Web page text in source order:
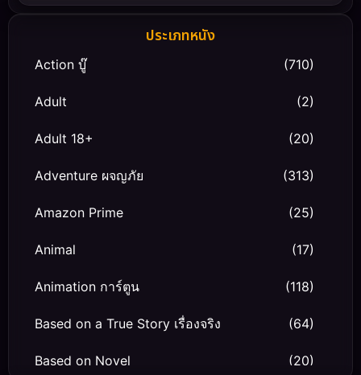
ประเภทหนัง
Action บู๊ (710)
Adult (2)
Adult 18+ (20)
Adventure ผจญภัย (313)
Amazon Prime (25)
Animal (17)
Animation การ์ตูน (118)
Based on a True Story เรื่องจริง (64)
Based on Novel (20)